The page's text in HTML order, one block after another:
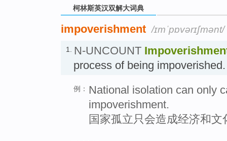
柯林斯英汉双解大词典
impoverishment /ɪmˈpɒvərɪʃmənt/
1. N-UNCOUNT
process of being
例： National isolation can only
impoverishment.
国家孤立只会造成经济和文